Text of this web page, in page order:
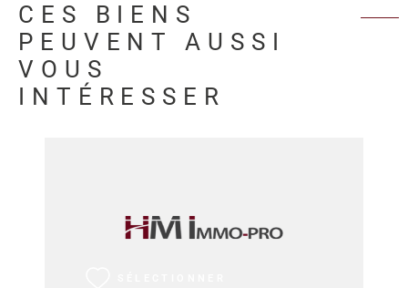
CES BIENS
PEUVENT AUSSI
VOUS
INTÉRESSER
VOIR LE BIEN